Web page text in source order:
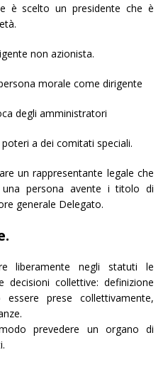
è scelto un presidente che è
non azionista.
morale come dirigente
degli amministratori
a dei comitati speciali.
un rappresentante legale che
persona avente i titolo di
generale Delegato.
liberamente negli statuti le
decisioni collettive: definizione
prese collettivamente,
prevedere un organo di